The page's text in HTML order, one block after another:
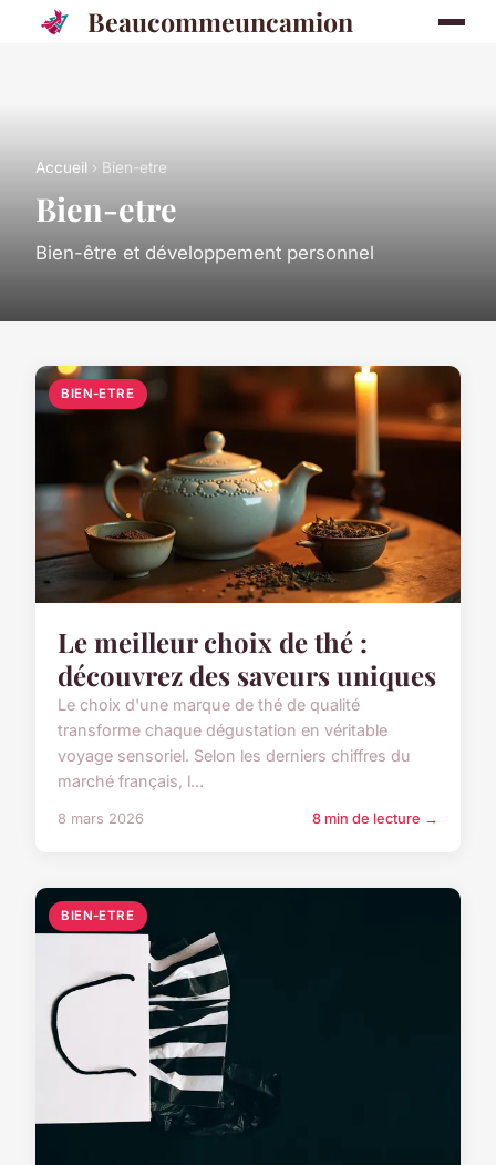
Beaucommeuncamion
Accueil › Bien-etre
Bien-etre
Bien-être et développement personnel
BIEN-ETRE
Le meilleur choix de thé :
découvrez des saveurs uniques
Le choix d'une marque de thé de qualité
transforme chaque dégustation en véritable
voyage sensoriel. Selon les derniers chiffres du
marché français, l...
8 mars 2026 8 min de lecture →
BIEN-ETRE